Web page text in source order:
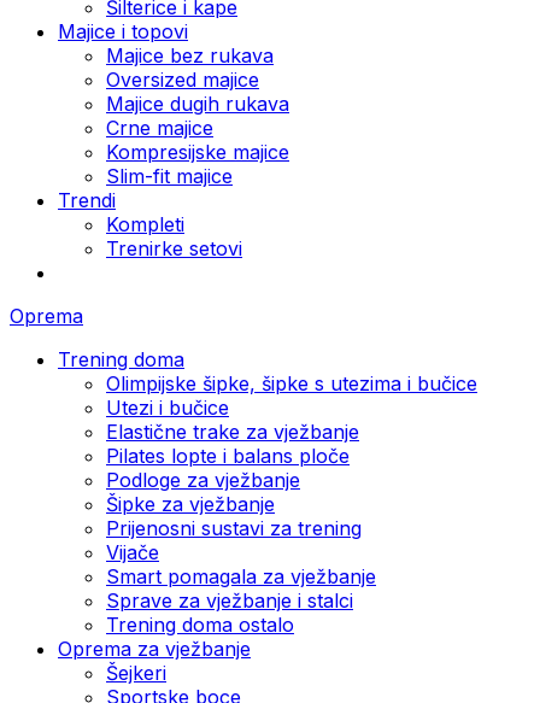
Šilterice i kape
Majice i topovi
Majice bez rukava
Oversized majice
Majice dugih rukava
Crne majice
Kompresijske majice
Slim-fit majice
Trendi
Kompleti
Trenirke setovi
Oprema
Trening doma
Olimpijske šipke, šipke s utezima i bučice
Utezi i bučice
Elastične trake za vježbanje
Pilates lopte i balans ploče
Podloge za vježbanje
Šipke za vježbanje
Prijenosni sustavi za trening
Vijače
Smart pomagala za vježbanje
Sprave za vježbanje i stalci
Trening doma ostalo
Oprema za vježbanje
Šejkeri
Sportske boce